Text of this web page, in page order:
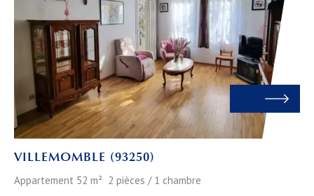
VILLEMOMBLE (93250)
Appartement 52 m² 2 pièces / 1 chambre